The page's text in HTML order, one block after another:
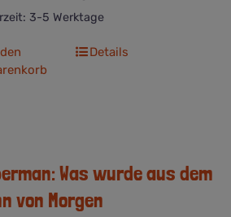
3-5 Werktage
Details
Was wurde aus dem
von Morgen